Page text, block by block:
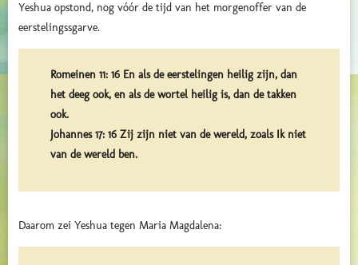
Yeshua opstond, nog vóór de tijd van het morgenoffer van de
eerstelingssgarve.
Romeinen 11: 16 En als de eerstelingen heilig zijn, dan
het deeg ook, en als de wortel heilig is, dan de takken
ook.
Johannes 17: 16 Zij zijn niet van de wereld, zoals Ik niet
van de wereld ben.
Daarom zei Yeshua tegen Maria Magdalena: